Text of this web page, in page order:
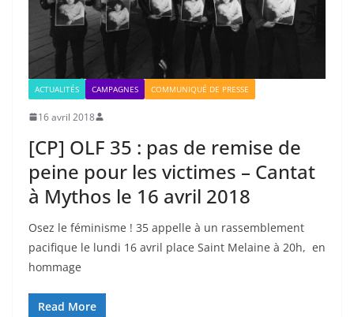
ACTUALITÉS CAMPAGNES COMMUNIQUÉ DE PRESSE
16 avril 2018
[CP] OLF 35 : pas de remise de
peine pour les victimes – Cantat
à Mythos le 16 avril 2018
Osez le féminisme ! 35 appelle à un rassemblement
pacifique le lundi 16 avril place Saint Melaine à 20h, en
hommage
Read More